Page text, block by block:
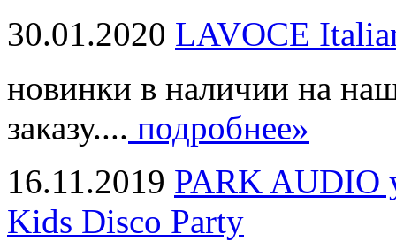
30.01.2020 LAVOCE
новинки в наличии на
заказу.... подробнее»
16.11.2019 PARK AUDIO
Kids Disco Party